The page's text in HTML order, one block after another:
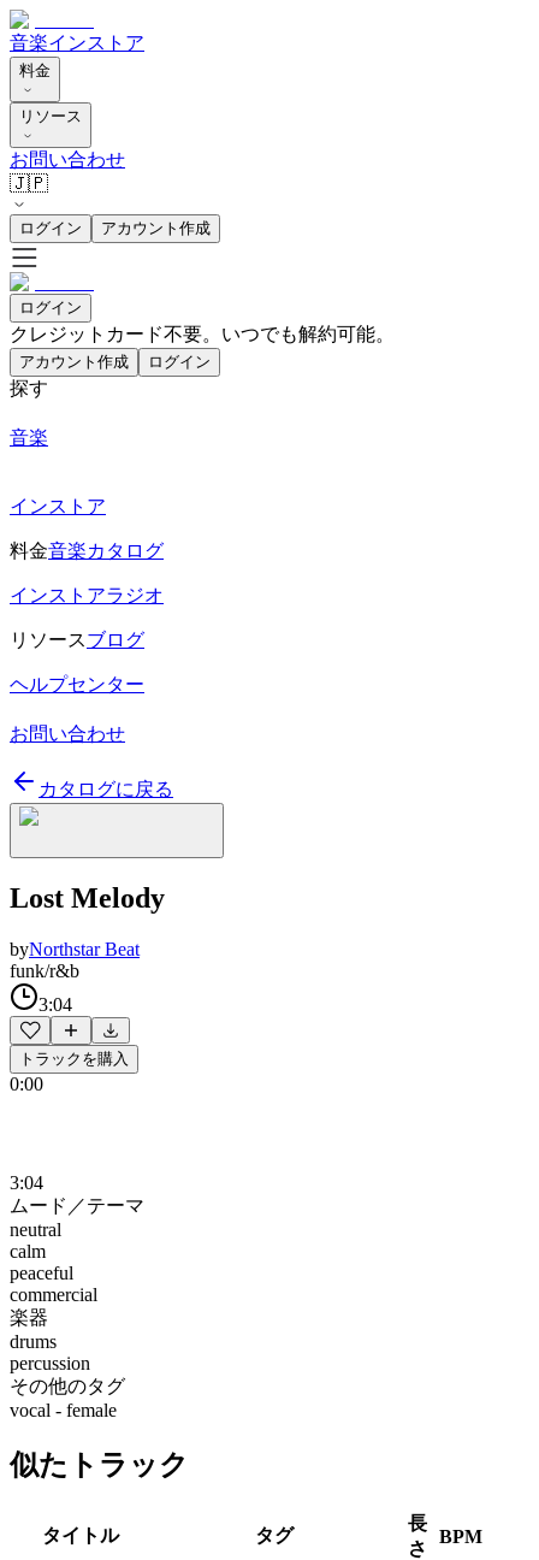
音楽インストア
料金
リソース
お問い合わせ
🇯🇵
ログイン アカウント作成
ログイン
クレジットカード不要。いつでも解約可能。
アカウント作成 ログイン
探す
音楽
インストア
料金音楽カタログ
インストアラジオ
リソースブログ
ヘルプセンター
お問い合わせ
カタログに戻る
Lost Melody
byNorthstar Beat
funk/r&b
3:04
トラックを購入
0:00
3:04
ムード／テーマ
neutral
calm
peaceful
commercial
楽器
drums
percussion
その他のタグ
vocal - female
似たトラック
タイトル タグ
長
さ
BPM